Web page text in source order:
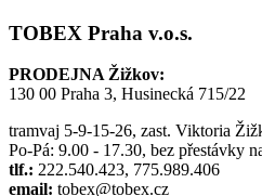
TOBEX Praha v.o.s.
PRODEJNA Žižkov:
130 00 Praha 3, Husinecká 715/22
tramvaj 5-9-15-26, zast. Viktoria
Po-Pá: 9.00 - 17.30, bez přestávky
tlf.: 222.540.423, 775.989.406
email: tobex@tobex.cz